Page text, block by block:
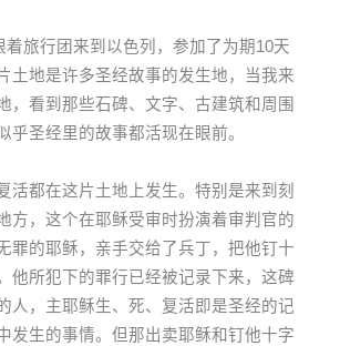
着旅行团来到以色列，参加了为期10天
土地是许多圣经故事的发生地，当我来
，看到那些石碑、文字、古建筑和周围
乎圣经里的故事都活现在眼前。
活都在这片土地上发生。特别是来到刻
方，这个在耶稣受审时扮演着审判官的
罪的耶稣，亲手交给了兵丁，把他钉十
他所犯下的罪行已经被记录下来，这碑
人，主耶稣生、死、复活即是圣经的记
发生的事情。但那出卖耶稣和钉他十字